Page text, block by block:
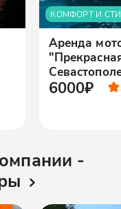
КОМФОРТ И
Аренда
6000₽
-